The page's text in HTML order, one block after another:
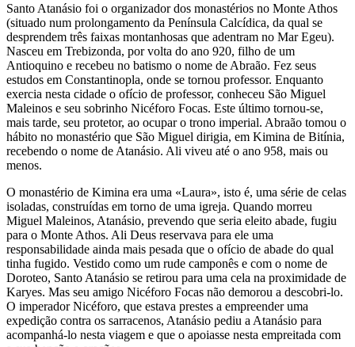
Santo Atanásio foi o organizador dos monastérios no Monte Athos
(situado num prolongamento da Península Calcídica, da qual se
desprendem três faixas montanhosas que adentram no Mar Egeu).
Nasceu em Trebizonda, por volta do ano 920, filho de um
Antioquino e recebeu no batismo o nome de Abraão. Fez seus
estudos em Constantinopla, onde se tornou professor. Enquanto
exercia nesta cidade o ofício de professor, conheceu São Miguel
Maleinos e seu sobrinho Nicéforo Focas. Este último tornou-se,
mais tarde, seu protetor, ao ocupar o trono imperial. Abraão tomou o
hábito no monastério que São Miguel dirigia, em Kimina de Bitínia,
recebendo o nome de Atanásio. Ali viveu até o ano 958, mais ou
menos.
O monastério de Kimina era uma «Laura», isto é, uma série de celas
isoladas, construídas em torno de uma igreja. Quando morreu
Miguel Maleinos, Atanásio, prevendo que seria eleito abade, fugiu
para o Monte Athos. Ali Deus reservava para ele uma
responsabilidade ainda mais pesada que o ofício de abade do qual
tinha fugido. Vestido como um rude camponês e com o nome de
Doroteo, Santo Atanásio se retirou para uma cela na proximidade de
Karyes. Mas seu amigo Nicéforo Focas não demorou a descobri-lo.
O imperador Nicéforo, que estava prestes a empreender uma
expedição contra os sarracenos, Atanásio pediu a Atanásio para
acompanhá-lo nesta viagem e que o apoiasse nesta empreitada com